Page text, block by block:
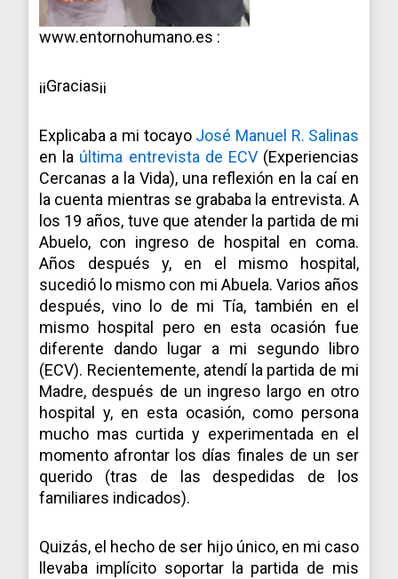
www.entornohumano.es :
¡¡Gracias¡¡
Explicaba a mi tocayo José Manuel R. Salinas
en la última entrevista de ECV(Experiencias
Cercanas a la Vida), una reflexión en la caí en
la cuenta mientras se grababa la entrevista. A
los 19 años, tuve que atender la partida de mi
Abuelo, con ingreso de hospital en coma.
Años después y, en el mismo hospital,
sucedió lo mismo con mi Abuela. Varios años
después, vino lo de mi Tía, también en el
mismo hospital pero en esta ocasión fue
diferente dando lugar a mi segundo libro
(ECV). Recientemente, atendí la partida de mi
Madre, después de un ingreso largo en otro
hospital y, en esta ocasión, como persona
mucho mas curtida y experimentada en el
momento afrontar los días finales de un ser
querido (tras de las despedidas de los
familiares indicados).
Quizás, el hecho de ser hijo único, en mi caso
llevaba implícito soportar la partida de mis